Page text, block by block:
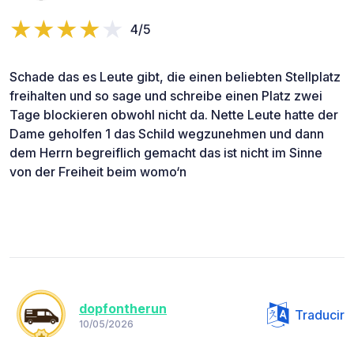
4/5
Schade das es Leute gibt, die einen beliebten Stellplatz
freihalten und so sage und schreibe einen Platz zwei
Tage blockieren obwohl nicht da. Nette Leute hatte der
Dame geholfen 1 das Schild wegzunehmen und dann
dem Herrn begreiflich gemacht das ist nicht im Sinne
von der Freiheit beim womo‘n
dopfontherun
10/05/2026
Traducir